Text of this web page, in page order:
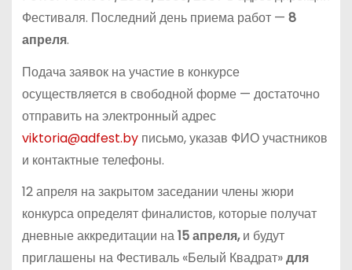
Фестиваля. Последний день приема работ — 8
апреля.
Подача заявок на участие в конкурсе
осуществляется в свободной форме — достаточно
отправить на электронный адрес
viktoria@adfest.byписьмо, указав ФИО участников
и контактные телефоны.
12 апреля на закрытом заседании члены жюри
конкурса определят финалистов, которые получат
дневные аккредитации на15 апреля,и будут
приглашены на Фестиваль «Белый Квадрат»для